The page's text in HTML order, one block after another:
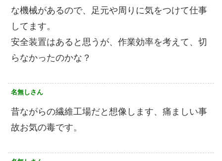
な機械があるので、足元や周りに気をつけて仕事
してます。
安全装置はあると思うが、作業効率を考えて、切
らなかったのかな？
名無しさん
昔ながらの繊維工場だと想像します、痛ましい事
故お気の毒です。